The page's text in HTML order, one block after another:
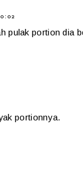
pulak portion dia
portionnya.